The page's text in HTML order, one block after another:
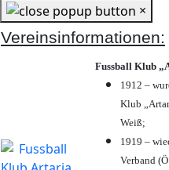
×
Vereinsinformationen:
Fussball Klub
1912 –
Klub
Weiß;
1919 –
Verband